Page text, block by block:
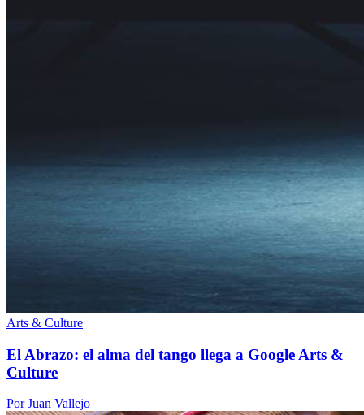
Arts & Culture
El Abrazo: el alma del tango llega a Google Arts &
Culture
Por Juan Vallejo